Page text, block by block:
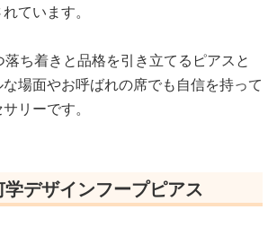
ています。
ち着きと品格を引き立てるピアスと
場面やお呼ばれの席でも自信を持って
リーです。
デザインフープピアス